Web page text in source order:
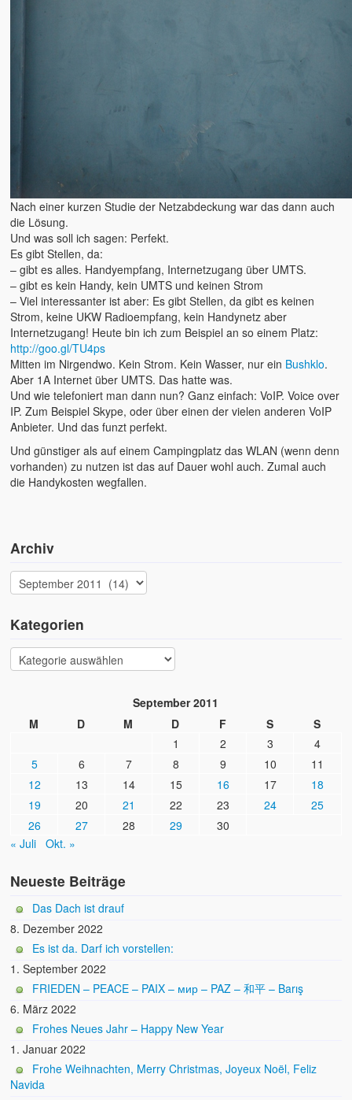
Nach einer kurzen Studie der Netzabdeckung war das dann auch
die Lösung.
Und was soll ich sagen: Perfekt.
Es gibt Stellen, da:
– gibt es alles. Handyempfang, Internetzugang über UMTS.
– gibt es kein Handy, kein UMTS und keinen Strom
– Viel interessanter ist aber: Es gibt Stellen, da gibt es keinen
Strom, keine UKW Radioempfang, kein Handynetz aber
Internetzugang! Heute bin ich zum Beispiel an so einem Platz:
http://goo.gl/TU4ps
Mitten im Nirgendwo. Kein Strom. Kein Wasser, nur ein Bushklo.
Aber 1A Internet über UMTS. Das hatte was.
Und wie telefoniert man dann nun? Ganz einfach: VoIP. Voice over
IP. Zum Beispiel Skype, oder über einen der vielen anderen VoIP
Anbieter. Und das funzt perfekt.
Und günstiger als auf einem Campingplatz das WLAN (wenn denn
vorhanden) zu nutzen ist das auf Dauer wohl auch. Zumal auch
die Handykosten wegfallen.
Archiv
Kategorien
September 2011
M
D M D F S
S
1
2 3
4
5
6 7 8 9 10
11
12
13 14 15 16 17
18
19
20 21 22 23 24
25
26
27 28 29
30
« Juli
Okt. »
Neueste Beiträge
Das Dach ist drauf
8. Dezember 2022
Es ist da. Darf ich vorstellen:
1. September 2022
FRIEDEN – PEACE – PAIX – мир – PAZ – 和平 – Barış
6. März 2022
Frohes Neues Jahr – Happy New Year
1. Januar 2022
Frohe Weihnachten, Merry Christmas, Joyeux Noël, Feliz
Navida